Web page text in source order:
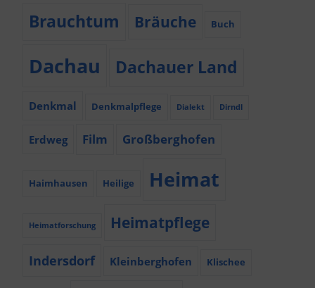
Brauchtum Bräuche Buch
Dachau Dachauer Land
Denkmal Denkmalpflege Dialekt Dirndl
Erdweg Film Großberghofen
Haimhausen Heilige Heimat
Heimatforschung Heimatpflege
Indersdorf Kleinberghofen Klischee